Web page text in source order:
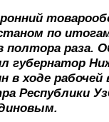
по
полтора раза.
губернатор
в ходе
Республики